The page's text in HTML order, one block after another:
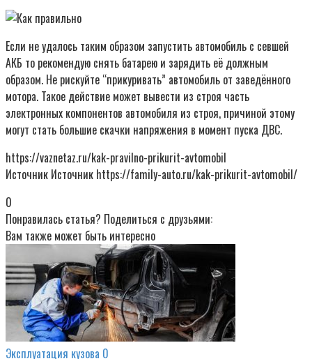
Если не удалось таким образом запустить автомобиль с севшей
АКБ то рекомендую снять батарею и зарядить её должным
образом. Не рискуйте “прикуривать” автомобиль от заведённого
мотора. Такое действие может вывести из строя часть
электронных компонентов автомобиля из строя, причиной этому
могут стать большие скачки напряжения в момент пуска ДВС.
https://vaznetaz.ru/kak-pravilno-prikurit-avtomobil
Источник Источник https://family-auto.ru/kak-prikurit-avtomobil/
0
Понравилась статья? Поделиться с друзьями:
Вам также может быть интересно
Эксплуатация кузова 0